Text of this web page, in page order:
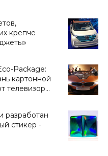
крепче
Package:
картонной
телевизора
разработан
стикер -